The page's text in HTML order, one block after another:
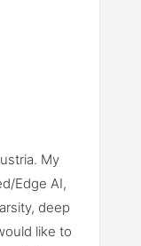
My
Edge AI,
deep
like to